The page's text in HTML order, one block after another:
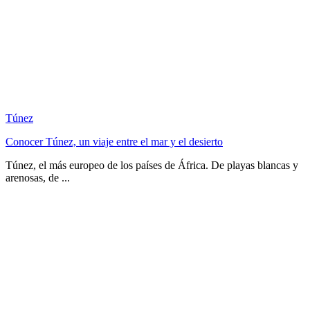
Túnez
Conocer Túnez, un viaje entre el mar y el desierto
Túnez, el más europeo de los países de África. De playas blancas y
arenosas, de ...